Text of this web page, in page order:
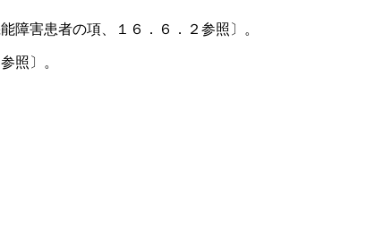
害患者の項、１６．６．２参照〕。
照〕。